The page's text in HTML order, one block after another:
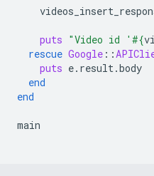
puts "Video id ' #{
rescue Google ::
puts e. result.body
end
end
main